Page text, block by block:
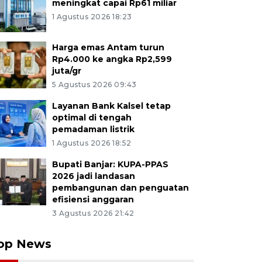
meningkat capai Rp61 miliar
1 Agustus 2026 18:23
Harga emas Antam turun
Rp4.000 ke angka Rp2,599
juta/gr
5 Agustus 2026 09:43
Layanan Bank Kalsel tetap
optimal di tengah
pemadaman listrik
1 Agustus 2026 18:52
Bupati Banjar: KUPA-PPAS
2026 jadi landasan
pembangunan dan penguatan
efisiensi anggaran
3 Agustus 2026 21:42
News